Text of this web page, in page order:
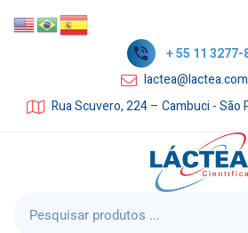
+ 55 11 3277-
Rua Scuvero, 224 – Cambuci - São